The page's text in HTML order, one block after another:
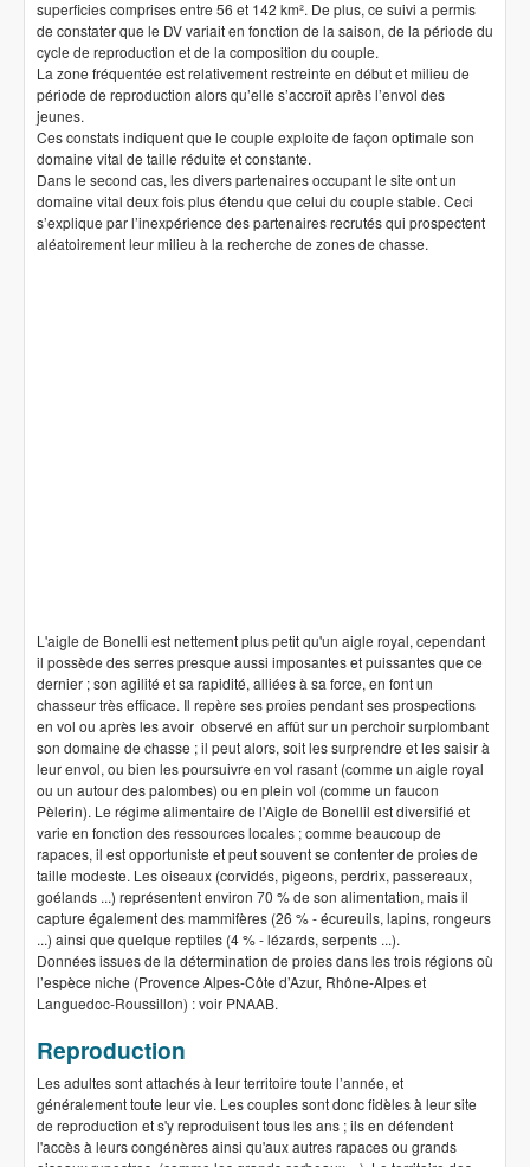
superficies comprises entre 56 et 142 km². De plus, ce suivi a permis
de constater que le DV variait en fonction de la saison, de la période du
cycle de reproduction et de la composition du couple.
La zone fréquentée est relativement restreinte en début et milieu de
période de reproduction alors qu’elle s’accroît après l’envol des
jeunes.
Ces constats indiquent que le couple exploite de façon optimale son
domaine vital de taille réduite et constante.
Dans le second cas, les divers partenaires occupant le site ont un
domaine vital deux fois plus étendu que celui du couple stable. Ceci
s’explique par l’inexpérience des partenaires recrutés qui prospectent
aléatoirement leur milieu à la recherche de zones de chasse.
L'aigle de Bonelli est nettement plus petit qu'un aigle royal, cependant
il possède des serres presque aussi imposantes et puissantes que ce
dernier ; son agilité et sa rapidité, alliées à sa force, en font un
chasseur très efficace. Il repère ses proies pendant ses prospections
en vol ou après les avoir observé en affût sur un perchoir surplombant
son domaine de chasse ; il peut alors, soit les surprendre et les saisir à
leur envol, ou bien les poursuivre en vol rasant (comme un aigle royal
ou un autour des palombes) ou en plein vol (comme un faucon
Pèlerin). Le régime alimentaire de l'Aigle de Bonellil est diversifié et
varie en fonction des ressources locales ; comme beaucoup de
rapaces, il est opportuniste et peut souvent se contenter de proies de
taille modeste. Les oiseaux (corvidés, pigeons, perdrix, passereaux,
goélands ...) représentent environ 70 % de son alimentation, mais il
capture également des mammifères (26 % - écureuils, lapins, rongeurs
...) ainsi que quelque reptiles (4 % - lézards, serpents ...).
Données issues de la détermination de proies dans les trois régions où
l’espèce niche (Provence Alpes-Côte d’Azur, Rhône-Alpes et
Languedoc-Roussillon) : voir PNAAB.
Reproduction
Les adultes sont attachés à leur territoire toute l’année, et
généralement toute leur vie. Les couples sont donc fidèles à leur site
de reproduction et s'y reproduisent tous les ans ; ils en défendent
l'accès à leurs congénères ainsi qu'aux autres rapaces ou grands